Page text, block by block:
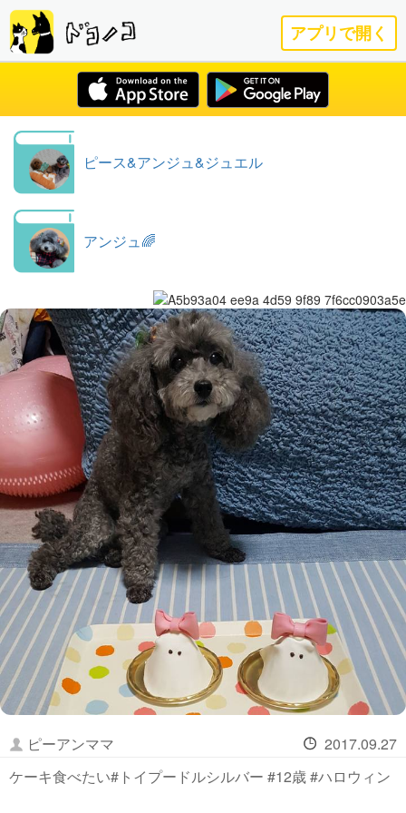
アプリで開く
ピース&アンジュ&ジュエル
アンジュ🌈
ピーアンママ
2017.09.27
ケーキ食べたい#トイプードルシルバー #12歳 #ハロウィン